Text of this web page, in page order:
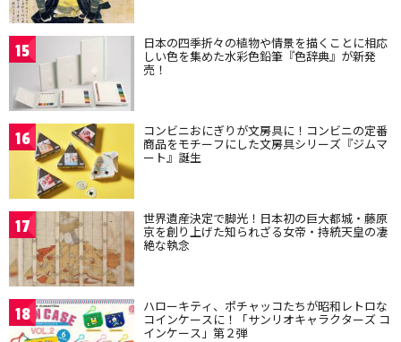
15 日本の四季折々の植物や情景を描くことに相応
しい色を集めた水彩色鉛筆『色辞典』が新発
売！
16 コンビニおにぎりが文房具に！コンビニの定番
商品をモチーフにした文房具シリーズ『ジムマ
ート』誕生
17 世界遺産決定で脚光！日本初の巨大都城・藤原
京を創り上げた知られざる女帝・持統天皇の凄
絶な執念
18 ハローキティ、ポチャッコたちが昭和レトロな
コインケースに！「サンリオキャラクターズ コ
インケース」第２弾